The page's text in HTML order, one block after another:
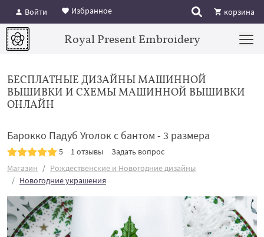
Войти Избранное корзина
Royal Present Embroidery
БЕСПЛАТНЫЕ ДИЗАЙНЫ МАШИННОЙ
ВЫШИВКИ И СХЕМЫ МАШИННОЙ ВЫШИВКИ
ОНЛАЙН
Барокко Падуб Уголок с бантом - 3 размера
5 1 отзывы
Задать вопрос
Магазин
Рождественские и Новогодние дизайны
Новогодние украшения